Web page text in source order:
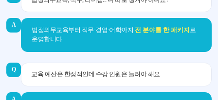
A
법정의무교육부터 직무·경영·어학까지 전 분야를 한 패키지 로
운영합니다.
Q
교육 예산은 한정적인데 수강 인원은 늘려야 해요.